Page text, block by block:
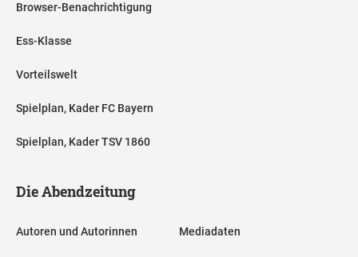
Browser-Benachrichtigung
Ess-Klasse
Vorteilswelt
Spielplan, Kader FC Bayern
Spielplan, Kader TSV 1860
Die Abendzeitung
Autoren und Autorinnen Mediadaten